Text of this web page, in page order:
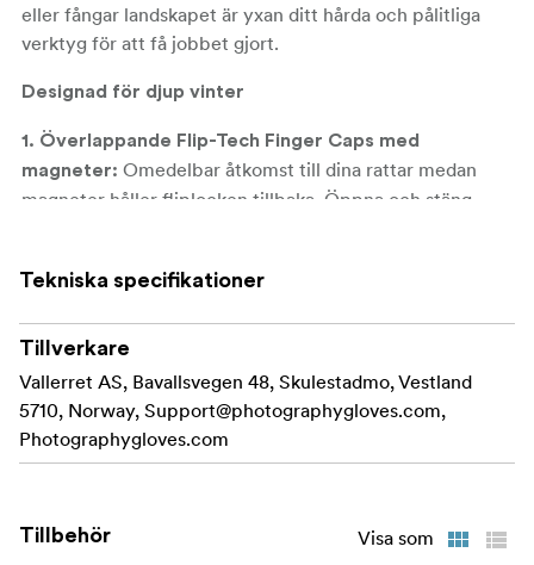
eller fångar landskapet är yxan ditt hårda och pålitliga
verktyg för att få jobbet gjort.
Designad för djup vinter
1. Överlappande Flip-Tech Finger Caps med
magneter: Omedelbar åtkomst till dina rattar medan
magneter håller fliplocken tillbaka. Öppna och stäng
**2. Material med hög prestanda: ** 100%
**3. Torkduk av äkta mocka: ** För den akuta
nödrengöringen.
**4. Förböjd handskdesign: ** Garanterar en naturlig
Tekniska specifikationer
Tillverkare
Vallerret AS, Bavallsvegen 48, Skulestadmo, Vestland
5710, Norway, Support@photographygloves.com,
Photographygloves.com
Tillbehör Visa som